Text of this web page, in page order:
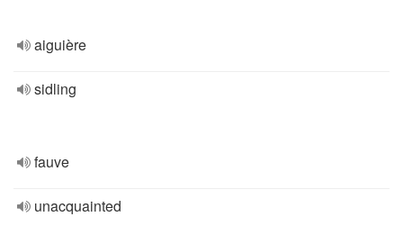
aiguière
sidling
fauve
unacquainted